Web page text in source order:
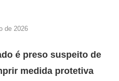
de 2026
é preso suspeito de
medida protetiva